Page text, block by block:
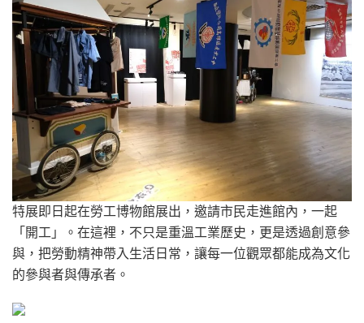
特展即日起在勞工博物館展出，邀請市民走進館內，一起
「開工」。在這裡，不只是重溫工業歷史，更是透過創意參
與，把勞動精神帶入生活日常，讓每一位觀眾都能成為文化
的參與者與傳承者。